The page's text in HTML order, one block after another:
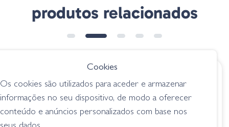
produtos relacionados
€ 5.20
Decoy Jig 52
Limerick
Decoy Bachi Head
SV-67
Cookies
Os cookies são utilizados para aceder e armazenar
informações no seu dispositivo, de modo a oferecer
conteúdo e anúncios personalizados com base nos